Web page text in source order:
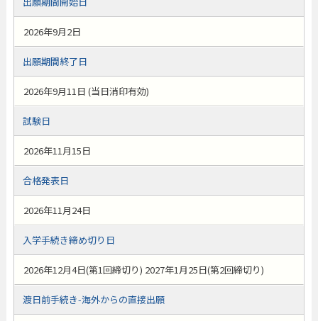
2026年9月2日
出願期間終了日
2026年9月11日 (当日消印有効)
試験日
2026年11月15日
合格発表日
2026年11月24日
入学手続き締め切り日
2026年12月4日(第1回締切り) 2027年1月25日(第2回締切り)
渡日前手続き-海外からの直接出願